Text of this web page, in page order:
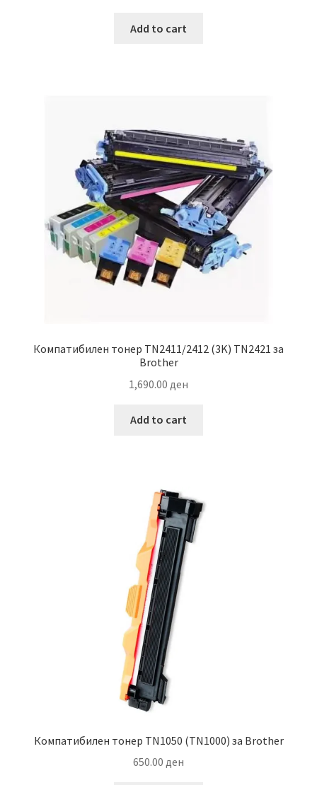
Add to cart
Компатибилен тонер TN2411/2412 (3K) TN2421 за
Brother
1,690.00 ден
Add to cart
Компатибилен тонер TN1050 (TN1000) за Brother
650.00 ден